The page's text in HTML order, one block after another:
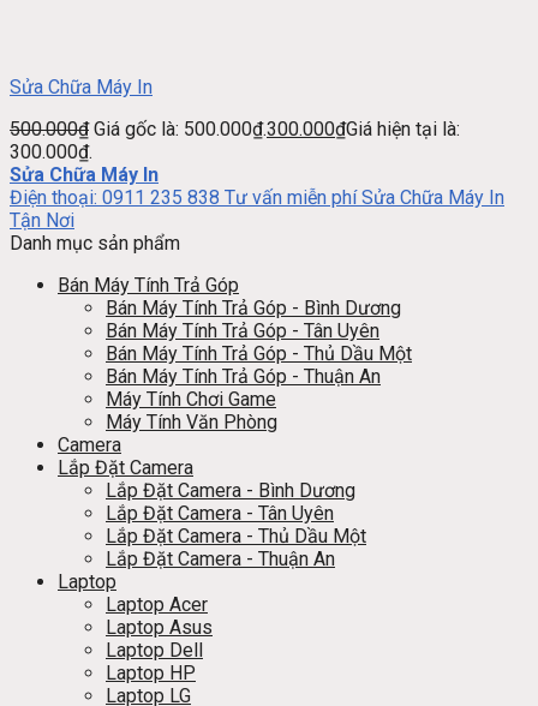
Sửa Chữa Máy In
500.000₫ Giá gốc là: 500.000₫.300.000₫Giá hiện tại là:
300.000₫.
Sửa Chữa Máy In
Điện thoại: 0911 235 838 Tư vấn miễn phí Sửa Chữa Máy In
Tận Nơi
Danh mục sản phẩm
Bán Máy Tính Trả Góp
Bán Máy Tính Trả Góp - Bình Dương
Bán Máy Tính Trả Góp - Tân Uyên
Bán Máy Tính Trả Góp - Thủ Dầu Một
Bán Máy Tính Trả Góp - Thuận An
Máy Tính Chơi Game
Máy Tính Văn Phòng
Camera
Lắp Đặt Camera
Lắp Đặt Camera - Bình Dương
Lắp Đặt Camera - Tân Uyên
Lắp Đặt Camera - Thủ Dầu Một
Lắp Đặt Camera - Thuận An
Laptop
Laptop Acer
Laptop Asus
Laptop Dell
Laptop HP
Laptop LG